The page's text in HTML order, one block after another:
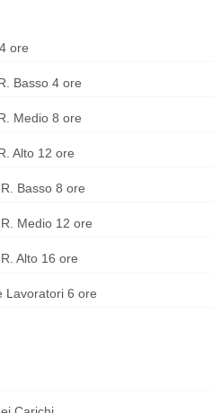
ore
Basso 4 ore
Medio 8 ore
Alto 12 ore
Basso 8 ore
Medio 12 ore
Alto 16 ore
Lavoratori 6 ore